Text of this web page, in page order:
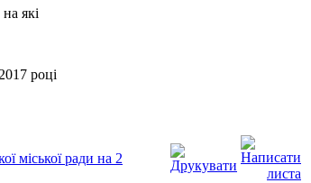
які
році
міської ради на 2